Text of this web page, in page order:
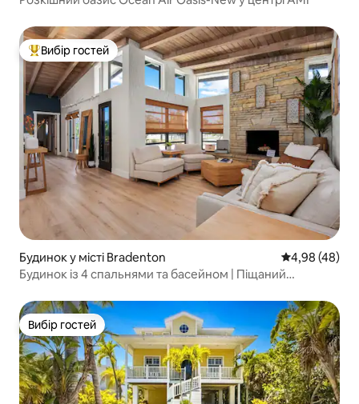
Топ вибір гостей
Вибір гостей
Будинок у місті Bradenton Середня
4,98 (48)
Будинок із 4 спальнями та басейном | Піщаний
Вибір гостей
Вибір гостей